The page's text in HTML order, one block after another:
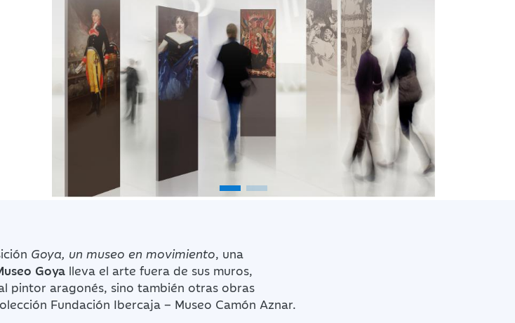
Goya, un museo en movimiento, una
Goya lleva el arte fuera de sus muros,
pintor aragonés, sino también otras obras
Fundación Ibercaja – Museo Camón Aznar.